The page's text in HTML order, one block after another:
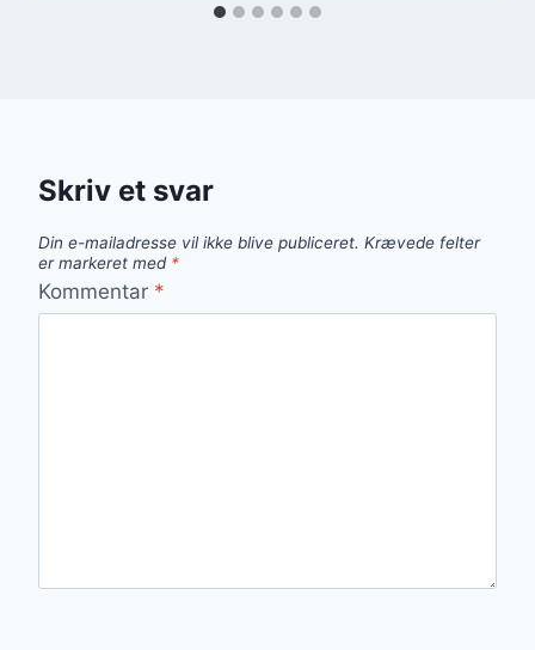
Skriv et svar
Din e-mailadresse vil ikke blive publiceret. Krævede felter
er markeret med *
Kommentar *